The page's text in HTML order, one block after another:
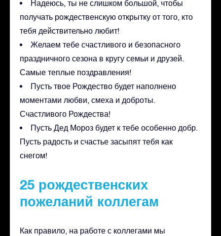
Надеюсь, ты не слишком большой, чтобы
получать рождественскую открытку от того, кто
тебя действительно любит!
Желаем тебе счастливого и безопасного
праздничного сезона в кругу семьи и друзей.
Самые теплые поздравления!
Пусть твое Рождество будет наполнено
моментами любви, смеха и доброты.
Счастливого Рождества!
Пусть Дед Мороз будет к тебе особенно добр.
Пусть радость и счастье засыпят тебя как
снегом!
25 рождественских
пожеланий коллегам
Как правило, на работе с коллегами мы